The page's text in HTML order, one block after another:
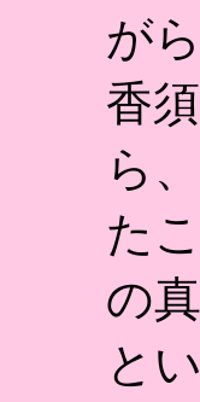
が
香
ら
た
の
と